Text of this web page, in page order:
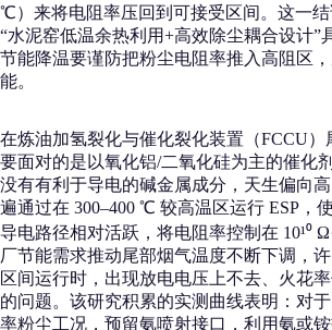
℃）来将电阻率压回到可接受区间。这一
“水泥窑低温余热利用+高效除尘耦合设计”
节能降温要谨防把粉尘电阻率推入高阻区，
能。
在炼油加氢裂化与催化裂化装置（FCCU）
要面对的是以氧化铝/二氧化硅为主的催化
没有有利于导电的碱金属成分，天生偏向
遍通过在 300–400 ℃ 较高温区运行 ESP，
导电路径相对活跃，将电阻率控制在 10¹⁰
厂节能需求推动尾部烟气温度不断下调，
区间运行时，出现放电电压上不去、火花
的问题。该研究积累的实测曲线表明：对
率粉尘工况，预留氨喷射接口，利用氨或